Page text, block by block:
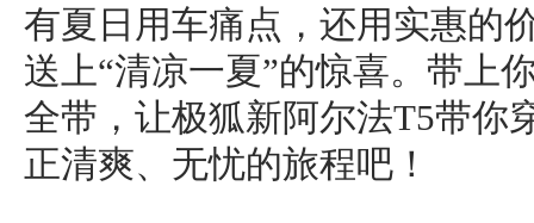
有夏日用车痛点，还用实惠的
送上“清凉一夏”的惊喜。带上
全带，让极狐新阿尔法T5带你
正清爽、无忧的旅程吧！